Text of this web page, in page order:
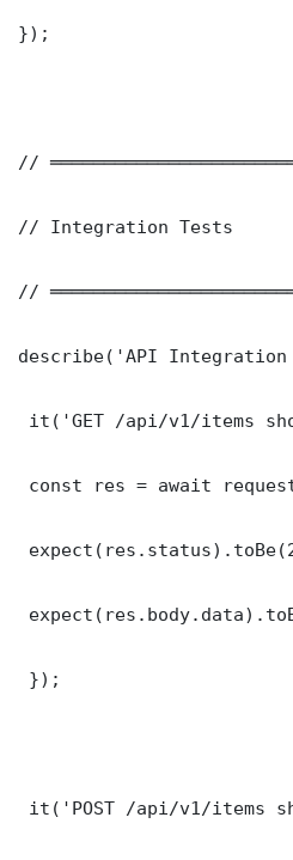
});
//
// Integration Tests
//
describe('API
it('GET /api/v1/items
const res = await
});
it('POST /api/v1/items